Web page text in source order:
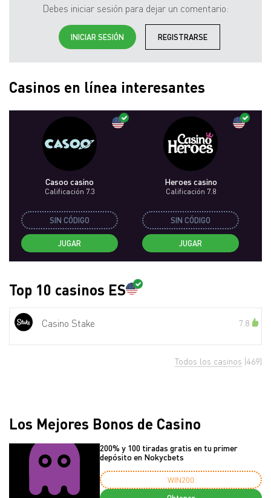
Debes iniciar sesión para dejar un comentario:
INICIAR SESIÓN REGISTRARSE
Casinos en línea interesantes
Casoo casino
Calificación 7.3
SIN CÓDIGO
JUGAR
Heroes casino
Calificación 7.8
SIN CÓDIGO
JUGAR
Top 10 casinos ES
Casino Stake 7.8
Todos los casinos (469)
Los Mejores Bonos de Casino
200% y 100 tiradas gratis en tu primer
depósito en Nokycbets
WIN200